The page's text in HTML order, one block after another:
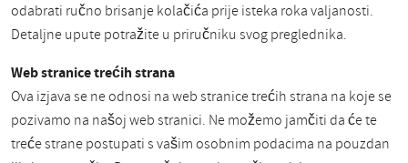
odabrati ručno brisanje kolačića prije isteka roka valjanosti.
Detaljne upute potražite u priručniku svog preglednika.
Web stranice trećih strana
Ova izjava se ne odnosi na web stranice trećih strana na koje se
pozivamo na našoj web stranici. Ne možemo jamčiti da će te
treće strane postupati s vašim osobnim podacima na pouzdan